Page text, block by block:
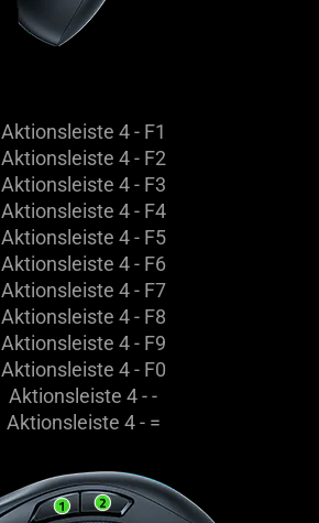
Aktionsleiste 4 - F1
Aktionsleiste 4 - F2
Aktionsleiste 4 - F3
Aktionsleiste 4 - F4
Aktionsleiste 4 - F5
Aktionsleiste 4 - F6
Aktionsleiste 4 - F7
Aktionsleiste 4 - F8
Aktionsleiste 4 - F9
Aktionsleiste 4 - F0
Aktionsleiste 4 - -
Aktionsleiste 4 - =